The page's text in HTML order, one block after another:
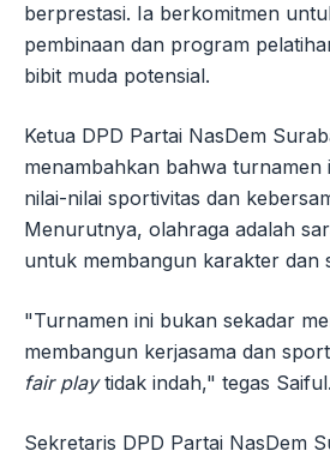
berprestasi. Ia berkomitmen
pembinaan dan program
bibit muda potensial.
Ketua DPD Partai NasDem
menambahkan bahwa turnamen
nilai-nilai sportivitas dan
Menurutnya, olahraga adalah
untuk membangun karakter dan
"Turnamen ini bukan sekadar
membangun kerjasama dan
fair playtidak indah," tegas Saiful.
Sekretaris DPD Partai NasDem